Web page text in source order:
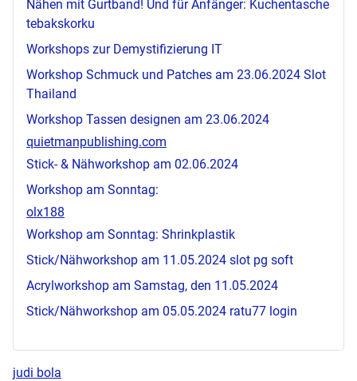
Nähen mit Gurtband! Und für Anfänger: Kuchentasche
tebakskorku
Workshops zur Demystifizierung IT
Workshop Schmuck und Patches am 23.06.2024 Slot
Thailand
Workshop Tassen designen am 23.06.2024
quietmanpublishing.com
Stick- & Nähworkshop am 02.06.2024
Workshop am Sonntag:
olx188
Workshop am Sonntag: Shrinkplastik
Stick/Nähworkshop am 11.05.2024 slot pg soft
Acrylworkshop am Samstag, den 11.05.2024
Stick/Nähworkshop am 05.05.2024 ratu77 login
judi bola